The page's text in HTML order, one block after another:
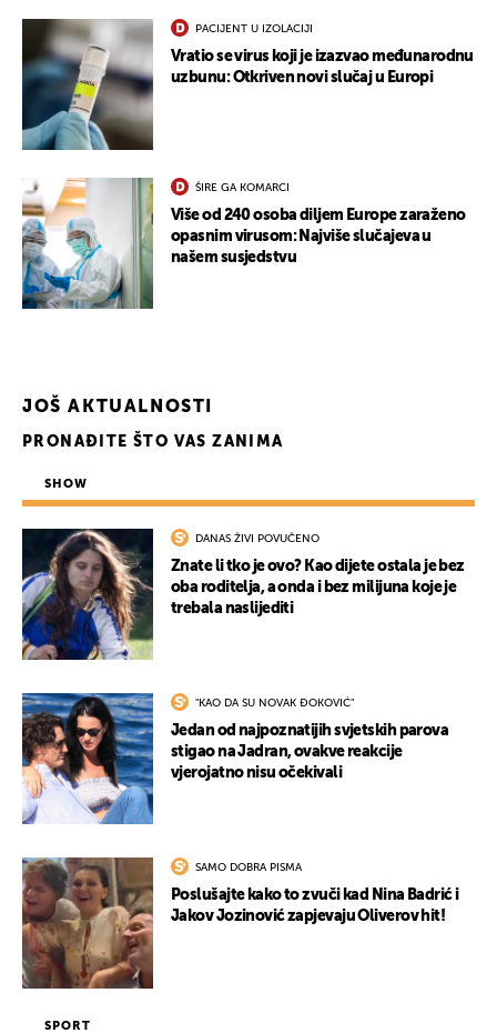
PACIJENT U IZOLACIJI
Vratio se virus koji je izazvao međunarodnu
uzbunu: Otkriven novi slučaj u Europi
ŠIRE GA KOMARCI
Više od 240 osoba diljem Europe zaraženo
opasnim virusom: Najviše slučajeva u
našem susjedstvu
JOŠ AKTUALNOSTI
PRONAĐITE ŠTO VAS ZANIMA
SHOW
DANAS ŽIVI POVUČENO
Znate li tko je ovo? Kao dijete ostala je bez
oba roditelja, a onda i bez milijuna koje je
trebala naslijediti
"KAO DA SU NOVAK ĐOKOVIĆ"
Jedan od najpoznatijih svjetskih parova
stigao na Jadran, ovakve reakcije
vjerojatno nisu očekivali
SAMO DOBRA PISMA
Poslušajte kako to zvuči kad Nina Badrić i
Jakov Jozinović zapjevaju Oliverov hit!
SPORT
UKLJUČITE NOTIFIKACIJE